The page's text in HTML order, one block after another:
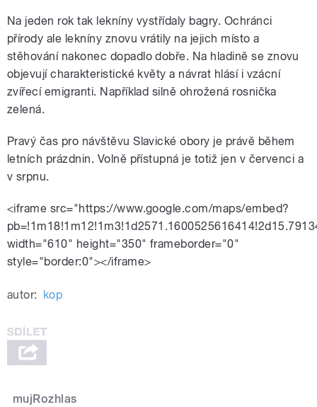
Na jeden rok tak lekníny vystřídaly bagry. Ochránci
přírody ale lekníny znovu vrátily na jejich místo a
stěhování nakonec dopadlo dobře. Na hladině se znovu
objevují charakteristické květy a návrat hlásí i vzácní
zvířecí emigranti. Například silně ohrožená rosnička
zelená.
Pravý čas pro návštěvu Slavické obory je právě během
letních prázdnin. Volně přístupná je totiž jen v červenci a
v srpnu.
<iframe src="https://www.google.com/maps/embed?
width="610" height="350" frameborder="0"
style="border:0"></iframe>
autor: kop
mujRozhlas